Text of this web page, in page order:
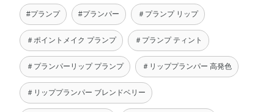
#プランプ #プランパー ＃プランプ リップ
＃ポイントメイク プランプ ＃プランプ ティント
＃プランパーリップ プランプ ＃リッププランパー 高発色
＃リッププランパー ブレンドベリー